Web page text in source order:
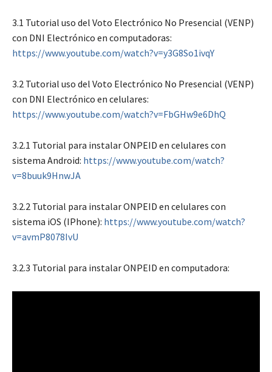
3.1 Tutorial uso del Voto Electrónico No Presencial (VENP)
con DNI Electrónico en computadoras:
https://www.youtube.com/watch?v=y3G8So1ivqY
3.2 Tutorial uso del Voto Electrónico No Presencial (VENP)
con DNI Electrónico en celulares:
https://www.youtube.com/watch?v=FbGHw9e6DhQ
3.2.1 Tutorial para instalar ONPEID en celulares con
sistema Android: https://www.youtube.com/watch?
v=8buuk9HnwJA
3.2.2 Tutorial para instalar ONPEID en celulares con
sistema iOS (IPhone): https://www.youtube.com/watch?
v=avmP8078IvU
3.2.3 Tutorial para instalar ONPEID en computadora: